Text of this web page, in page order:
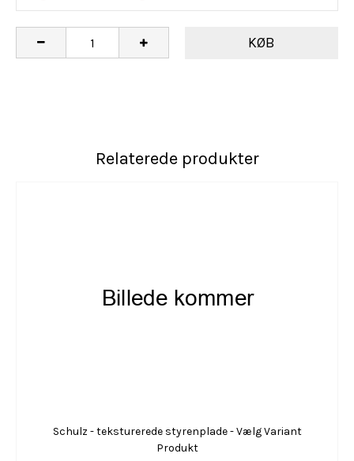
KØB
Relaterede produkter
Schulz - teksturerede styrenplade - Vælg Variant
Produkt